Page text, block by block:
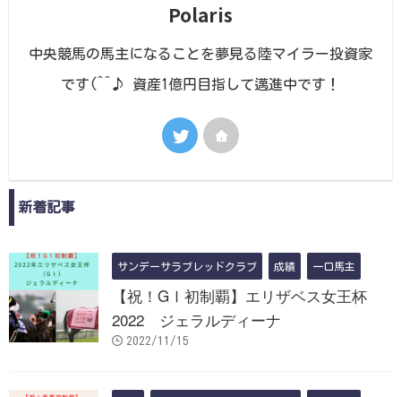
Polaris
中央競馬の馬主になることを夢見る陸マイラー投資家
です(^^♪ 資産1億円目指して邁進中です！
新着記事
サンデーサラブレッドクラブ 成績 一口馬主
【祝！GⅠ初制覇】エリザベス女王杯
2022 ジェラルディーナ
2022/11/15